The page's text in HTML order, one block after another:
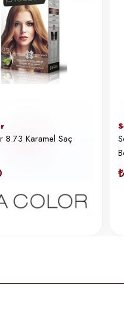
8.73 Karamel Saç